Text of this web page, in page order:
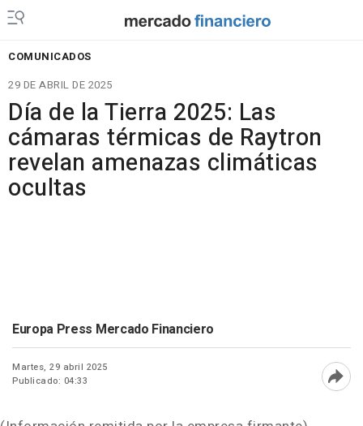
COMUNICADOS
29 DE ABRIL DE 2025
Día de la Tierra 2025: Las
cámaras térmicas de Raytron
revelan amenazas climáticas
ocultas
Europa Press Mercado Financiero
Martes, 29 abril 2025
Publicado: 04:33